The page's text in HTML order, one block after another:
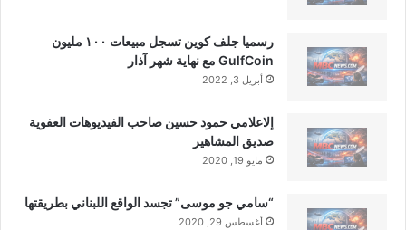
رسميا جلف كوين تسجل مبيعات ١٠٠ مليون
GulfCoin مع نهاية شهر آذار
أبريل 3, 2022
إلاعلامي حمود حسين صاحب الفيديوهات العفوية
صديق المشاهير
مايو 19, 2020
“سامي جو موسى” تجسد الواقع اللبناني بطريقتها
أغسطس 29, 2020